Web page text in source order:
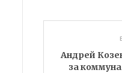
Андрей
за